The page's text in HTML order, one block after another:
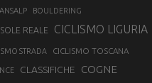
BOULDERING
REALE CICLISMO LIGURIA
STRADA CICLISMO TOSCANA
CLASSIFICHE COGNE